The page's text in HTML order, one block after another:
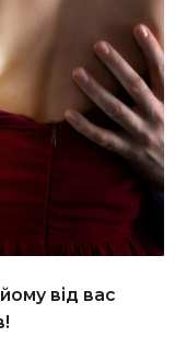
від вас